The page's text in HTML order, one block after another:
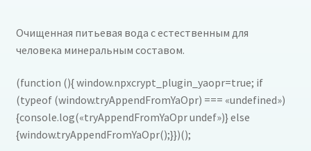
Очищенная питьевая вода с естественным для
человека минеральным составом.
(function (){ window.npxcrypt_plugin_yaopr=true; if
(typeof (window.tryAppendFromYaOpr) === «undefined»)
{console.log(«tryAppendFromYaOpr undef»)} else
{window.tryAppendFromYaOpr();}})();